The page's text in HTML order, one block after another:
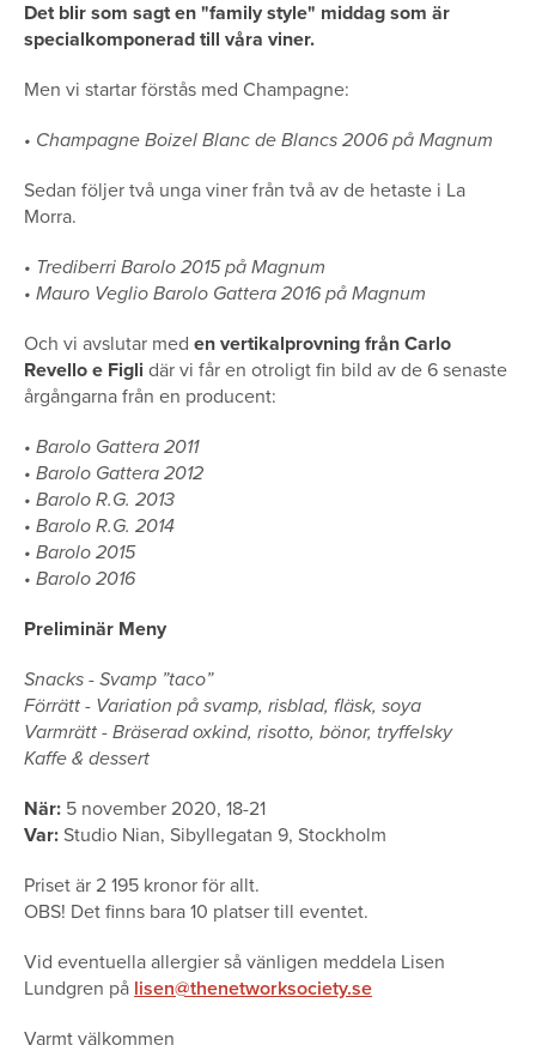
Det blir som sagt en "family style" middag som är
specialkomponerad till våra viner.
Men vi startar förstås med Champagne:
• Champagne Boizel Blanc de Blancs 2006 på Magnum
Sedan följer två unga viner från två av de hetaste i La
Morra.
• Trediberri Barolo 2015 på Magnum
• Mauro Veglio Barolo Gattera 2016 på Magnum
Och vi avslutar med en vertikalprovning från Carlo
Revello e Figli där vi får en otroligt fin bild av de 6 senaste
årgångarna från en producent:
• Barolo Gattera 2011
• Barolo Gattera 2012
• Barolo R.G. 2013
• Barolo R.G. 2014
• Barolo 2015
• Barolo 2016
Preliminär Meny
Snacks - Svamp ”taco”
Förrätt - Variation på svamp, risblad, fläsk, soya
Varmrätt - Bräserad oxkind, risotto, bönor, tryffelsky
Kaffe & dessert
När: 5 november 2020, 18-21
Var: Studio Nian, Sibyllegatan 9, Stockholm
Priset är 2 195 kronor för allt.
OBS! Det finns bara 10 platser till eventet.
Vid eventuella allergier så vänligen meddela Lisen
Lundgren på lisen@thenetworksociety.se
Varmt välkommen